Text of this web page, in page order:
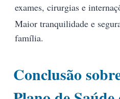
exames, cirurgias e
Maior tranquilidade e
família.
Conclusão